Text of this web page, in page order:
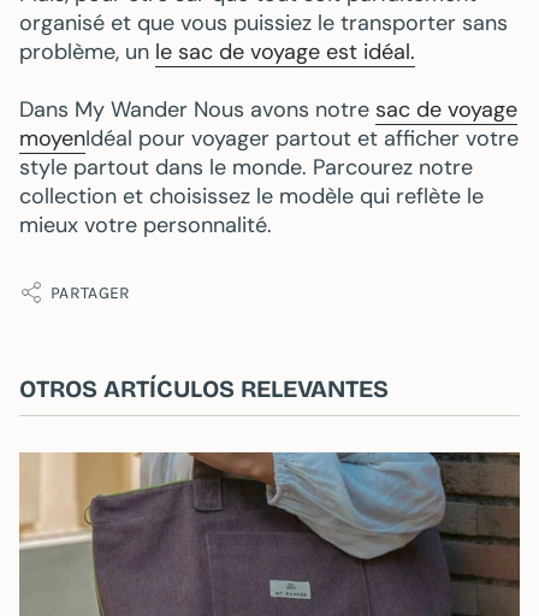
organisé et que vous puissiez le transporter sans
problème, un le sac de voyage est idéal.
Dans My Wander Nous avons notre sac de voyage
moyenIdéal pour voyager partout et afficher votre
style partout dans le monde. Parcourez notre
collection et choisissez le modèle qui reflète le
mieux votre personnalité.
PARTAGER
OTROS ARTÍCULOS RELEVANTES